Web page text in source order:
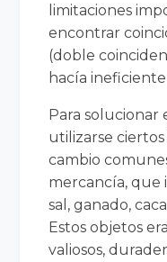
limitaciones
encontrar
(doble
hacía
Para solucionar
utilizarse
cambio
mercancía,
sal, ganado,
Estos objetos
valiosos,